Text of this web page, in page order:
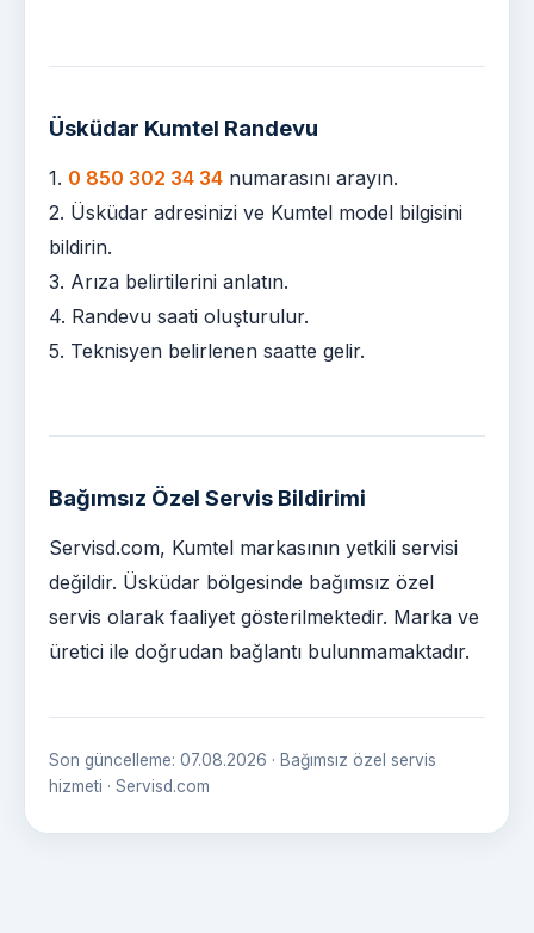
Üsküdar Kumtel Randevu
1. 0 850 302 34 34 numarasını arayın.
2. Üsküdar adresinizi ve Kumtel model bilgisini
bildirin.
3. Arıza belirtilerini anlatın.
4. Randevu saati oluşturulur.
5. Teknisyen belirlenen saatte gelir.
Bağımsız Özel Servis Bildirimi
Servisd.com, Kumtel markasının yetkili servisi
değildir. Üsküdar bölgesinde bağımsız özel
servis olarak faaliyet gösterilmektedir. Marka ve
üretici ile doğrudan bağlantı bulunmamaktadır.
Son güncelleme: 07.08.2026 · Bağımsız özel servis
hizmeti · Servisd.com